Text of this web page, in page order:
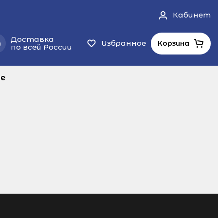
Кабинет
Доставка
по всей России
Избранное Корзина